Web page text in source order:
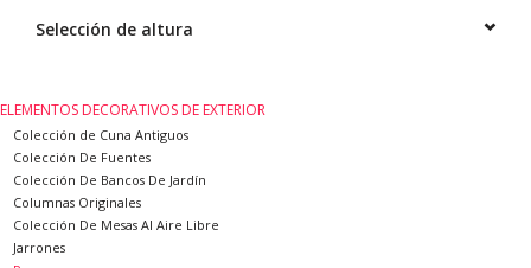
Clientes Satisfechos
Mármoles Antiguos
Base de datos IA
Selección de altura
ELEMENTOS DECORATIVOS DE EXTERIOR
Colección de Cuna Antiguos
Colección De Fuentes
Colección De Bancos De Jardín
Columnas Originales
Colección De Mesas Al Aire Libre
Jarrones